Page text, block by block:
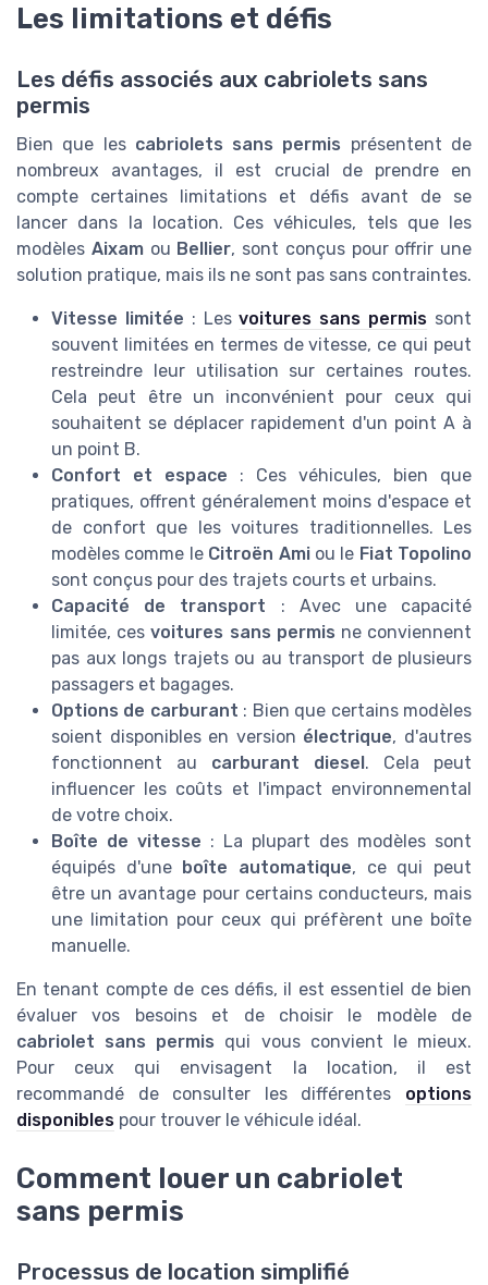
Les limitations et défis
Les défis associés aux cabriolets sans
permis
Bien que les cabriolets sans permis présentent de
nombreux avantages, il est crucial de prendre en
compte certaines limitations et défis avant de se
lancer dans la location. Ces véhicules, tels que les
modèles Aixamou Bellier, sont conçus pour offrir une
solution pratique, mais ils ne sont pas sans contraintes.
Vitesse limitée : Lesvoitures sans permis sont
souvent limitées en termes de vitesse, ce qui peut
restreindre leur utilisation sur certaines routes.
Cela peut être un inconvénient pour ceux qui
souhaitent se déplacer rapidement d'un point A à
un point B.
Confort et espace : Ces véhicules, bien que
pratiques, offrent généralement moins d'espace et
de confort que les voitures traditionnelles. Les
modèles comme le Citroën Amiou le Fiat Topolino
sont conçus pour des trajets courts et urbains.
Capacité de transport : Avec une capacité
limitée, cesvoitures sans permis ne conviennent
pas aux longs trajets ou au transport de plusieurs
passagers et bagages.
Options de carburant : Bien que certains modèles
soient disponibles en version électrique, d'autres
fonctionnent au carburant diesel. Cela peut
influencer les coûts et l'impact environnemental
de votre choix.
Boîte de vitesse : La plupart des modèles sont
équipés d'une boîte automatique, ce qui peut
être un avantage pour certains conducteurs, mais
une limitation pour ceux qui préfèrent une boîte
manuelle.
En tenant compte de ces défis, il est essentiel de bien
évaluer vos besoins et de choisir le modèle de
cabriolet sans permis qui vous convient le mieux.
Pour ceux qui envisagent la location, il est
recommandé de consulter les différentes options
disponibles pour trouver le véhicule idéal.
Comment louer un cabriolet
sans permis
Processus de location simplifié